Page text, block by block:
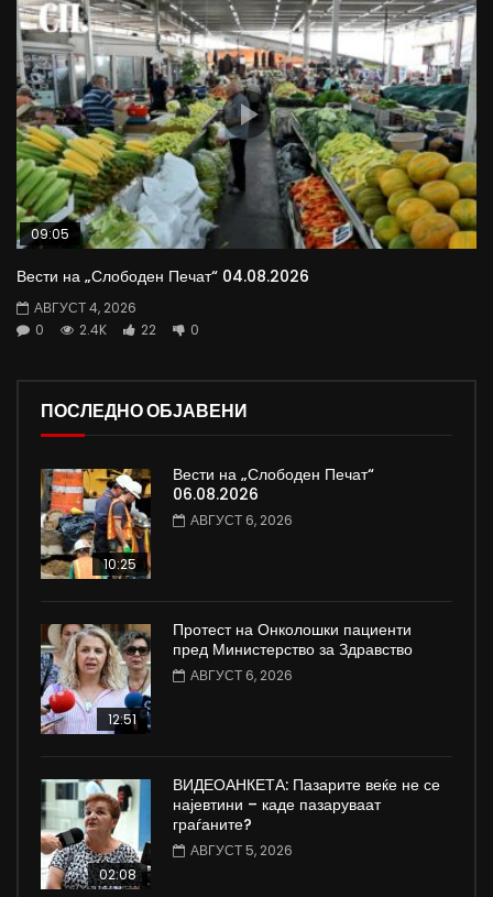
09:05
Вести на „Слободен Печат“ 04.08.2026
АВГУСТ 4, 2026
0
2.4K 22 0
ПОСЛЕДНО ОБЈАВЕНИ
10:25
Вести на „Слободен Печат“
06.08.2026
АВГУСТ 6, 2026
12:51
Протест на Онколошки пациенти
пред Министерство за Здравство
АВГУСТ 6, 2026
02:08
ВИДЕОАНКЕТА: Пазарите веќе не се
најевтини – каде пазаруваат
граѓаните?
АВГУСТ 5, 2026